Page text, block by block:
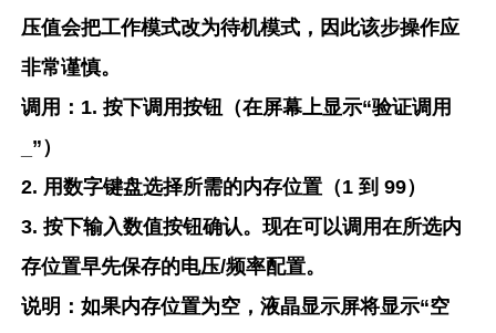
压值会把工作模式改为待机模式，因此该步操作应
非常谨慎。
调用：1. 按下调用按钮（在屏幕上显示“验证调用
_”）
2. 用数字键盘选择所需的内存位置（1 到 99）
3. 按下输入数值按钮确认。现在可以调用在所选内
存位置早先保存的电压/频率配置。
说明：如果内存位置为空，液晶显示屏将显示“空